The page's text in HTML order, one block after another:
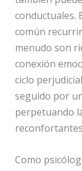
conductuales.
común
menudo son
conexión
ciclo
seguido por
perpetuando
Como